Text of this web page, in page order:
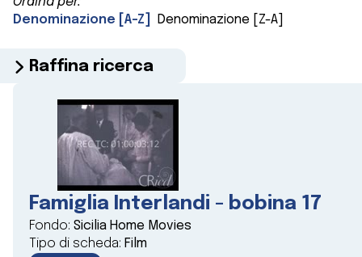
Denominazione [A-Z]
Denominazione [Z-A]
Raffina ricerca
Famiglia Interlandi - bobina 17
Fondo: Sicilia Home Movies
Tipo di scheda: Film